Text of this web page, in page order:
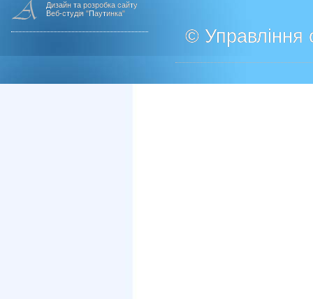
Дизайн та розробка сайту
Веб-студія "Паутинка"
© Управління